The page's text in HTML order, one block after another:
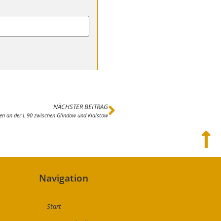
NÄCHSTER BEITRAG
an der L 90 zwischen Glindow und Klaistow
Navigation
Start